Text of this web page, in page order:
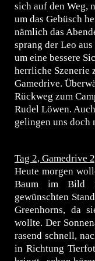
sich auf den Weg,
um das Gebüsch
nämlich das
sprang der Leo
um eine bessere
herrliche Szenerie
Gamedrive.
Rückweg zum
Rudel Löwen.
gelingen uns doch
Tag 2, Gamedrive
Heute morgen
Baum im Bild
gewünschten
Greenhorns, da
wollte. Der
rasend schnell,
in Richtung